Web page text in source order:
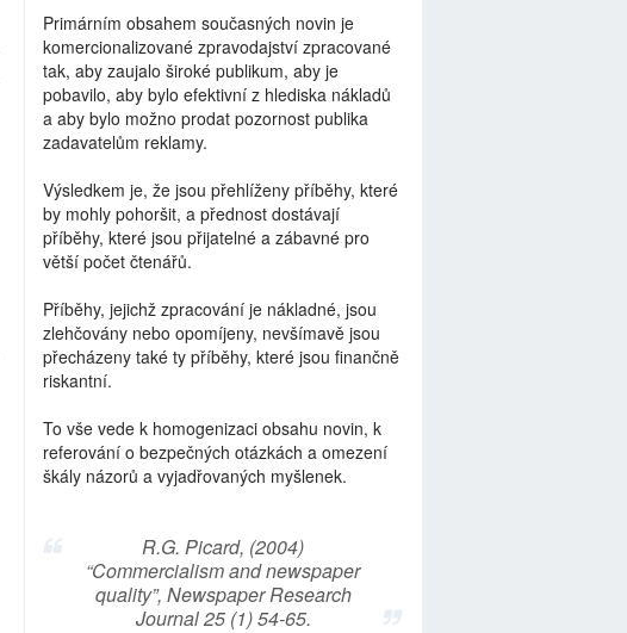
Primárním obsahem současných novin je
komercionalizované zpravodajství zpracované
tak, aby zaujalo široké publikum, aby je
pobavilo, aby bylo efektivní z hlediska nákladů
a aby bylo možno prodat pozornost publika
zadavatelům reklamy.
Výsledkem je, že jsou přehlíženy příběhy, které
by mohly pohoršit, a přednost dostávají
příběhy, které jsou přijatelné a zábavné pro
větší počet čtenářů.
Příběhy, jejichž zpracování je nákladné, jsou
zlehčovány nebo opomíjeny, nevšímavě jsou
přecházeny také ty příběhy, které jsou finančně
riskantní.
To vše vede k homogenizaci obsahu novin, k
referování o bezpečných otázkách a omezení
škály názorů a vyjadřovaných myšlenek.
R.G. Picard, (2004)
“Commercialism and newspaper
quality”, Newspaper Research
Journal 25 (1) 54-65.